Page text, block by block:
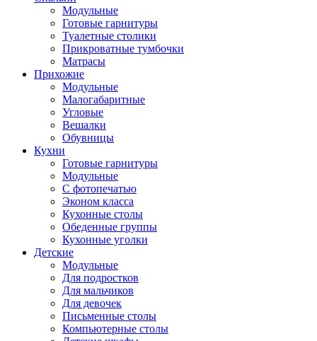
Модульные
Готовые гарнитуры
Туалетные столики
Прикроватные тумбочки
Матрасы
Прихожие
Модульные
Малогабаритные
Угловые
Вешалки
Обувницы
Кухни
Готовые гарнитуры
Модульные
С фотопечатью
Эконом класса
Кухонные столы
Обеденные группы
Кухонные уголки
Детские
Модульные
Для подростков
Для мальчиков
Для девочек
Письменные столы
Компьютерные столы